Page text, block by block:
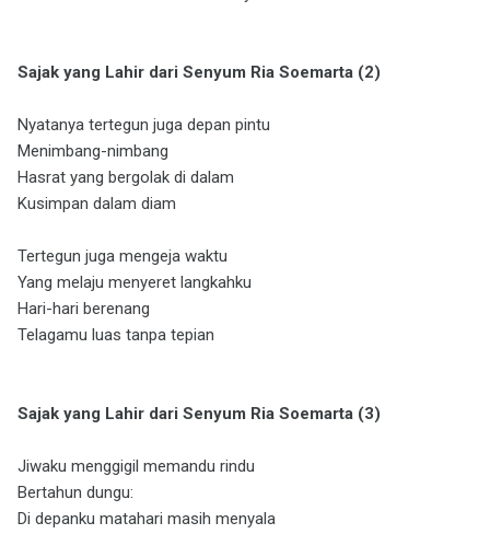
Sajak yang Lahir dari Senyum Ria Soemarta (2)
Nyatanya tertegun juga depan pintu
Menimbang-nimbang
Hasrat yang bergolak di dalam
Kusimpan dalam diam
Tertegun juga mengeja waktu
Yang melaju menyeret langkahku
Hari-hari berenang
Telagamu luas tanpa tepian
Sajak yang Lahir dari Senyum Ria Soemarta (3)
Jiwaku menggigil memandu rindu
Bertahun dungu:
Di depanku matahari masih menyala